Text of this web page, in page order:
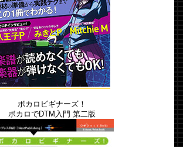
ボカロビギナーズ！
ボカロでDTM入門 第二版